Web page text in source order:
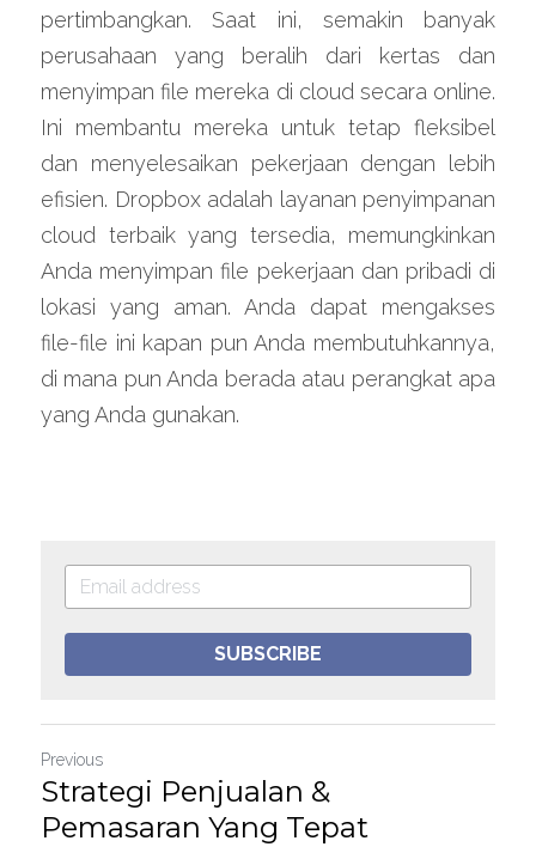
pertimbangkan. Saat ini, semakin banyak
perusahaan yang beralih dari kertas dan
menyimpan file mereka di cloud secara online.
Ini membantu mereka untuk tetap fleksibel
dan menyelesaikan pekerjaan dengan lebih
efisien. Dropbox adalah layanan penyimpanan
cloud terbaik yang tersedia, memungkinkan
Anda menyimpan file pekerjaan dan pribadi di
lokasi yang aman. Anda dapat mengakses
file-file ini kapan pun Anda membutuhkannya,
di mana pun Anda berada atau perangkat apa
yang Anda gunakan.
SUBSCRIBE
Previous
Strategi Penjualan &
Pemasaran Yang Tepat